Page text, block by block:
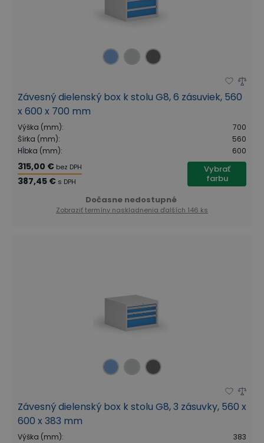
Závesný dielenský box k stolu G8, 6 zásuviek, 560
x 600 x 700 mm
Výška (mm):
700
Šírka (mm):
560
Hĺbka (mm): 600
315,00 € bez DPH
387,45 € s DPH
Vybrať
farbu
Dočasne nedostupné
Zobraziť termíny naskladnenia ďalších 146 ks
Závesný dielenský box k stolu G8, 3 zásuvky, 560 x
600 x 383 mm
Výška (mm):
383